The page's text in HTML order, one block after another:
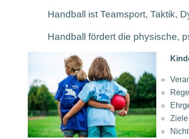
Handball ist Teamsport, Taktik,
Handball fördert die physische,